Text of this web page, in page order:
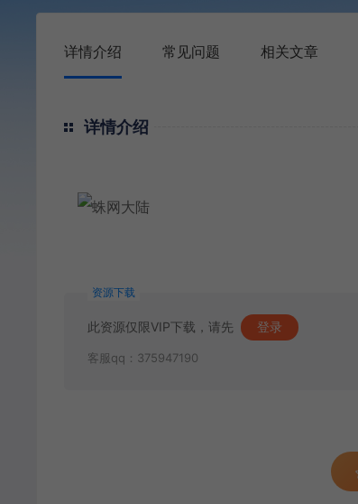
详情介绍 常见问题 相关文章
详情介绍
资源下载
此资源仅限VIP下载，请先 登录
客服qq：375947190